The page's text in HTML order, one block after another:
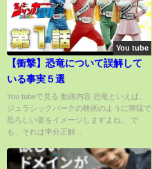
You tube
【衝撃】恐竜について誤解して
いる事実５選
You tubeで見る 動画内容 恐竜といえば、
ジュラシックパークの映画のように獰猛で
恐ろしい姿をイメージしますよね。 で
も、それは半分正解...